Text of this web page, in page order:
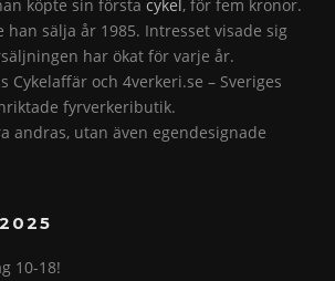
köpte sin förstacykel, för fem kronor.
han sälja år 1985. Intresset visade sig
har ökat för varje år.
Cykelaffär och 4verkeri.se – Sveriges
fyrverkeributik.
andras, utan även egendesignade
10-18!